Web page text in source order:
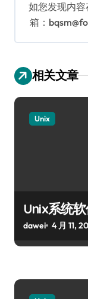
如您发现内
箱：
相关文章
Unix
Unix系统
dawei 4 月 11,